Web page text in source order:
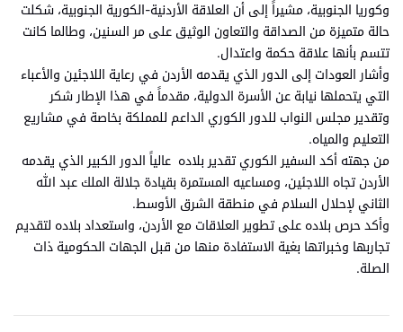
وكوريا الجنوبية، مشيراً إلى أن العلاقة الأردنية-الكورية الجنوبية، شكلت
حالة متميزة من الصداقة والتعاون الوثيق على مر السنين، وطالما كانت
تتسم بأنها علاقة حكمة واعتدال.
وأشار العودات إلى الدور الذي يقدمه الأردن في رعاية اللاجئين والأعباء
التي يتحملها نيابة عن الأسرة الدولية، مقدماً في هذا الإطار شكر
وتقدير مجلس النواب للدور الكوري الداعم للمملكة بخاصة في مشاريع
التعليم والمياه.
من جهته أكد السفير الكوري تقدير بلاده عالياً الدور الكبير الذي يقدمه
الأردن تجاه اللاجئين، ومساعيه المستمرة بقيادة جلالة الملك عبد الله
الثاني لإحلال السلام في منطقة الشرق الأوسط.
وأكد حرص بلاده على تطوير العلاقات مع الأردن، واستعداد بلاده لتقديم
تجاربها وخبراتها بغية الاستفادة منها من قبل الجهات الحكومية ذات
الصلة.